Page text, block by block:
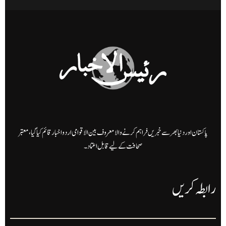
پاکستان اور دنیا بھر سے خبریں فراہم کرنے والا معروف بین الاقوامی اردو اخبار قائم کیا گیا، معتبر
صحافت کے لیے قابل اعتماد۔
رابطہ کریں